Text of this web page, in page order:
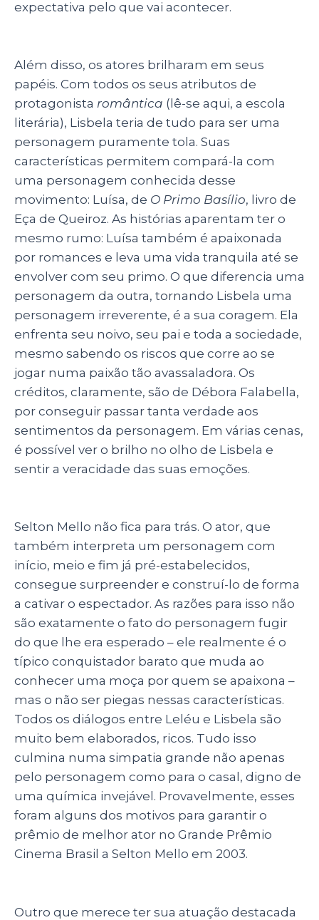
expectativa pelo que vai acontecer.
Além disso, os atores brilharam em seus
papéis. Com todos os seus atributos de
protagonista romântica (lê-se aqui, a escola
literária), Lisbela teria de tudo para ser uma
personagem puramente tola. Suas
características permitem compará-la com
uma personagem conhecida desse
movimento: Luísa, de O Primo Basílio, livro de
Eça de Queiroz. As histórias aparentam ter o
mesmo rumo: Luísa também é apaixonada
por romances e leva uma vida tranquila até se
envolver com seu primo. O que diferencia uma
personagem da outra, tornando Lisbela uma
personagem irreverente, é a sua coragem. Ela
enfrenta seu noivo, seu pai e toda a sociedade,
mesmo sabendo os riscos que corre ao se
jogar numa paixão tão avassaladora. Os
créditos, claramente, são de Débora Falabella,
por conseguir passar tanta verdade aos
sentimentos da personagem. Em várias cenas,
é possível ver o brilho no olho de Lisbela e
sentir a veracidade das suas emoções.
Selton Mello não fica para trás. O ator, que
também interpreta um personagem com
início, meio e fim já pré-estabelecidos,
consegue surpreender e construí-lo de forma
a cativar o espectador. As razões para isso não
são exatamente o fato do personagem fugir
do que lhe era esperado – ele realmente é o
típico conquistador barato que muda ao
conhecer uma moça por quem se apaixona –
mas o não ser piegas nessas características.
Todos os diálogos entre Leléu e Lisbela são
muito bem elaborados, ricos. Tudo isso
culmina numa simpatia grande não apenas
pelo personagem como para o casal, digno de
uma química invejável. Provavelmente, esses
foram alguns dos motivos para garantir o
prêmio de melhor ator no Grande Prêmio
Cinema Brasil a Selton Mello em 2003.
Outro que merece ter sua atuação destacada